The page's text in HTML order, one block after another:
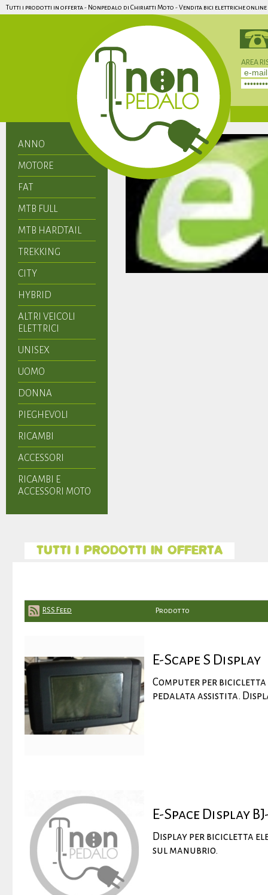
Tutti i prodotti in offerta - Nonpedalo di Chiriatti Moto - Vendita bici elettriche online
AREA
ANNO
MOTORE
FAT
MTB FULL
MTB HARDTAIL
TREKKING
CITY
HYBRID
ALTRI VEICOLI
ELETTRICI
UNISEX
UOMO
DONNA
PIEGHEVOLI
RICAMBI
ACCESSORI
RICAMBI E
ACCESSORI MOTO
TUTTI I PRODOTTI IN OFFERTA
RSS Feed Prodotto
E-Scape S Display
Computer per bicicletta
pedalata assistita.
E-Space Display
Display per bicicletta
sul manubrio.